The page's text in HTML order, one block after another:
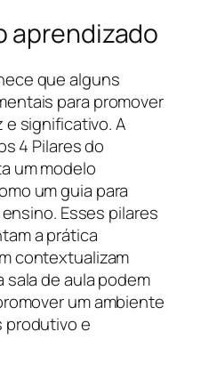
aprendizado
que alguns
para promover
e significativo. A
4 Pilares do
um modelo
um guia para
Esses pilares
a prática
contextualizam
de aula podem
um ambiente
produtivo e